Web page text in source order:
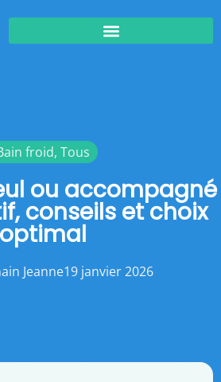
froid, Tous
ou accompagné
conseils et choix
optimal
Jeanne19 janvier 2026